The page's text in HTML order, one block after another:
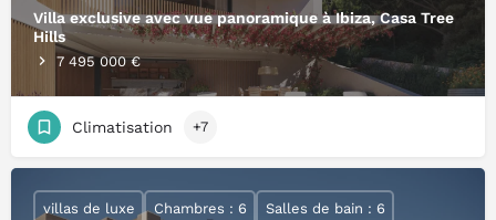
Villa exclusive avec vue panoramique à Ibiza, Casa Tree
Hills
7 495 000 €
Climatisation +7
villas de luxe Chambres : 6 Salles de bain : 6